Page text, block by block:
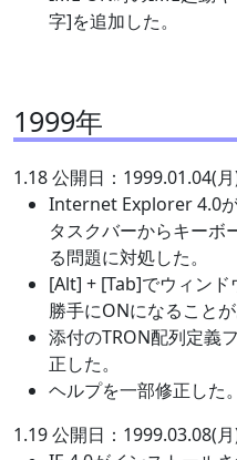
字]を追加した。
1999年
1.18 公開日：1999.01.04(
Internet Explorer 4.0
タスクバーからキーボ
る問題に対処した。
[Alt] + [Tab]でウィン
勝手にONになること
添付のTRON配列定義
正した。
ヘルプを一部修正した。
1.19 公開日：1999.03.08(